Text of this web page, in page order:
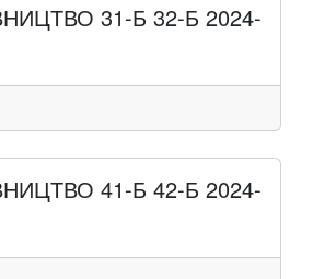
31-Б 32-Б 2024-
41-Б 42-Б 2024-